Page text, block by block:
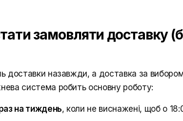
замовляти доставку
доставки назавжди, а доставка за
система робить основну роботу:
на тиждень, коли не виснажені, щоб о